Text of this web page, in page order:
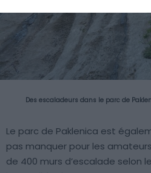
Des escaladeurs dans le parc de
Le parc de Paklenica est
pas manquer pour les
de 400 murs d’escalade selon le